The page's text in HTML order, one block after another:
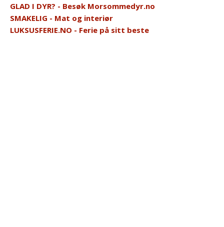
GLAD I DYR? - Besøk Morsommedyr.no
SMAKELIG - Mat og interiør
LUKSUSFERIE.NO - Ferie på sitt beste